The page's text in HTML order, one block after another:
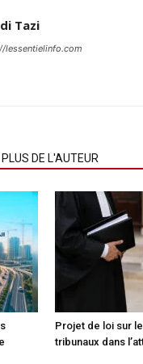
Tazi
lessentielinfo.com
PLUS DE L'AUTEUR
Projet de loi sur
tribunaux dans